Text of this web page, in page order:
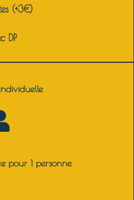
(+3€)
DP
pour 1 personne